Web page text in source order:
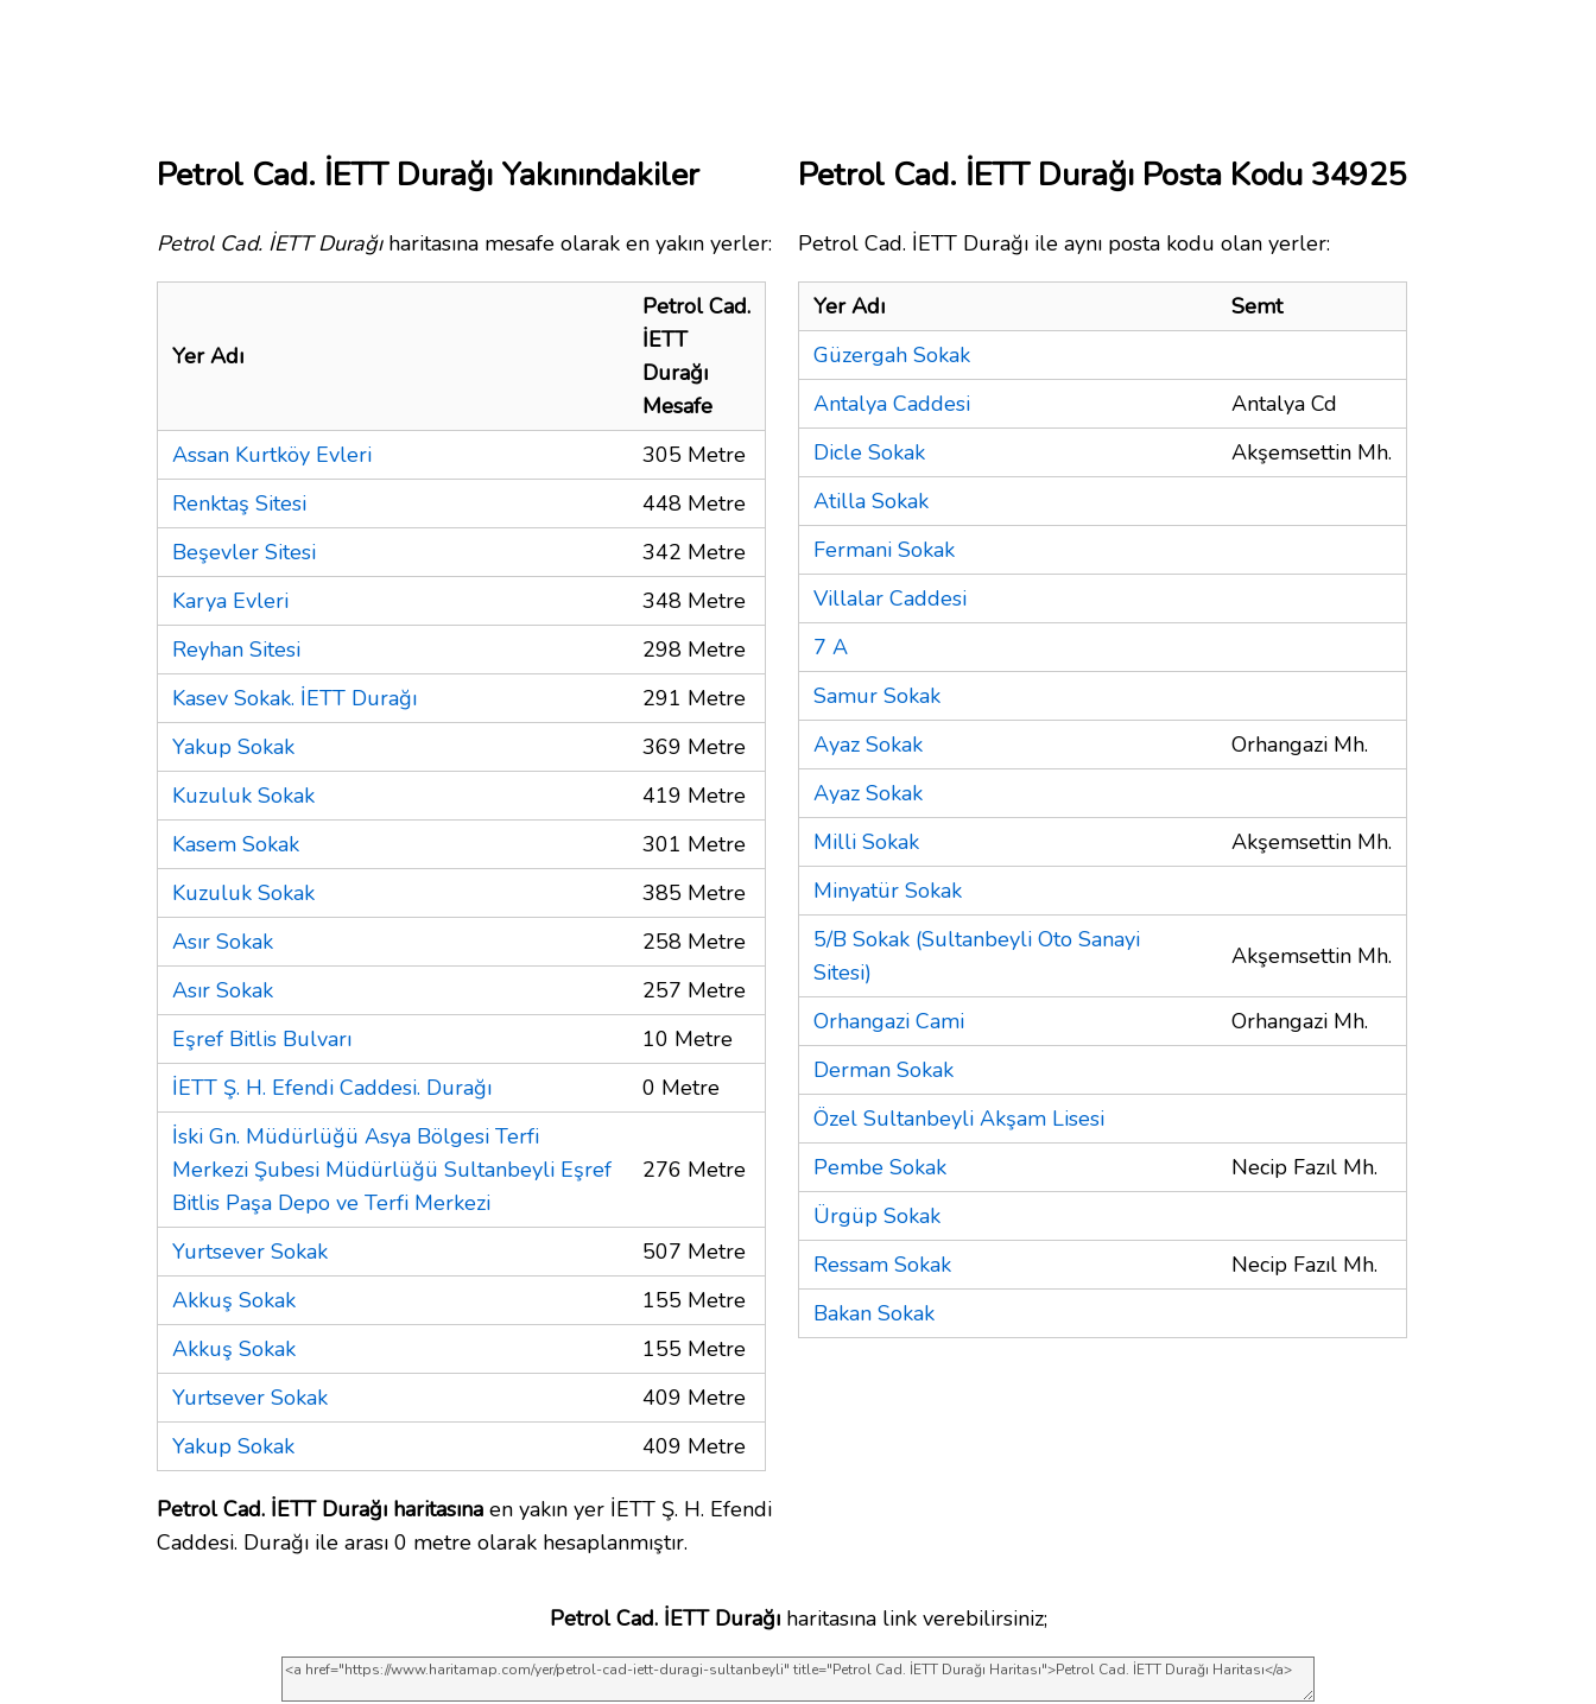
Petrol Cad. İETT Durağı Yakınındakiler
Petrol Cad. İETT Durağıharitasına mesafe olarak en yakın yerler:
Yer Adı
Petrol Cad.
İETT
Durağı
Mesafe
Assan Kurtköy Evleri
305 Metre
Renktaş Sitesi
448 Metre
Beşevler Sitesi
342 Metre
Karya Evleri
348 Metre
Reyhan Sitesi
298 Metre
Kasev Sokak. İETT Durağı
291 Metre
Yakup Sokak
369 Metre
Kuzuluk Sokak
419 Metre
Kasem Sokak
301 Metre
Kuzuluk Sokak
385 Metre
Asır Sokak
258 Metre
Asır Sokak
257 Metre
Eşref Bitlis Bulvarı
10 Metre
İETT Ş. H. Efendi Caddesi. Durağı
0 Metre
İski Gn. Müdürlüğü Asya Bölgesi Terfi
Merkezi Şubesi Müdürlüğü Sultanbeyli Eşref
Bitlis Paşa Depo ve Terfi Merkezi
276 Metre
Yurtsever Sokak
507 Metre
Akkuş Sokak
155 Metre
Akkuş Sokak
155 Metre
Yurtsever Sokak
409 Metre
Yakup Sokak
409 Metre
Petrol Cad. İETT Durağı haritasına en yakın yer İETT Ş. H. Efendi
Caddesi. Durağı ile arası 0 metre olarak hesaplanmıştır.
Petrol Cad. İETT Durağı Posta Kodu 34925
Petrol Cad. İETT Durağı ile aynı posta kodu olan yerler:
Yer Adı
Semt
Güzergah Sokak
Antalya Caddesi
Antalya Cd
Dicle Sokak
Akşemsettin Mh.
Atilla Sokak
Fermani Sokak
Villalar Caddesi
7 A
Samur Sokak
Ayaz Sokak
Orhangazi Mh.
Ayaz Sokak
Milli Sokak
Akşemsettin Mh.
Minyatür Sokak
5/B Sokak (Sultanbeyli Oto Sanayi
Sitesi)
Akşemsettin Mh.
Orhangazi Cami
Orhangazi Mh.
Derman Sokak
Özel Sultanbeyli Akşam Lisesi
Pembe Sokak
Necip Fazıl Mh.
Ürgüp Sokak
Ressam Sokak
Necip Fazıl Mh.
Bakan Sokak
Petrol Cad. İETT Durağıharitasına link verebilirsiniz;